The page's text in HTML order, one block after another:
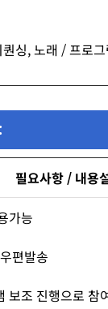
싱, 노래 / 프로
필요사항 / 내용
가능
편발송
보조 진행으로 참